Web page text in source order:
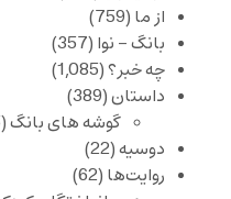
از ما (759)
بانگ – نوا (357)
چه خبر؟(1,085)
داستان(389)
گوشه های بانگ(15)
دوسیه(22)
روایت‌ها (62)